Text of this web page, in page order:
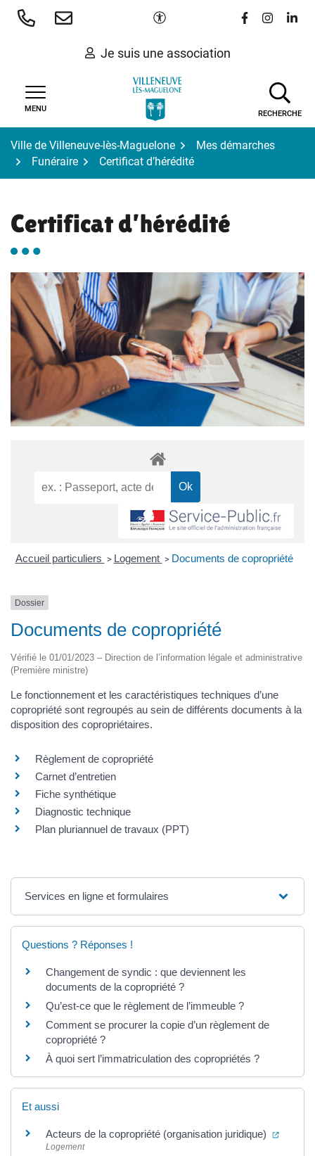
Aller
Paramètres d'accessibilité
Lien vers le
Lien vers
Lien
Je suis une association
MENU
RECHERCHE
Ville de Villeneuve-lès-Maguelone
Mes démarches
Funéraire
Certificat d’hérédité
Certificat d’hérédité
Accueil particuliers > Logement > Documents de copropriété
Dossier
Documents de copropriété
Vérifié le 01/01/2023 – Direction de l’information légale et administrative
(Première ministre)
Le fonctionnement et les caractéristiques techniques d’une
copropriété sont regroupés au sein de différents documents à la
disposition des copropriétaires.
Règlement de copropriété
Carnet d’entretien
Fiche synthétique
Diagnostic technique
Plan pluriannuel de travaux (PPT)
Services en ligne et formulaires
Questions ? Réponses !
Changement de syndic : que deviennent les
documents de la copropriété ?
Qu’est-ce que le règlement de l’immeuble ?
Comment se procurer la copie d’un règlement de
copropriété ?
À quoi sert l’immatriculation des copropriétés ?
Et aussi
Acteurs de la copropriété (organisation juridique)
Logement